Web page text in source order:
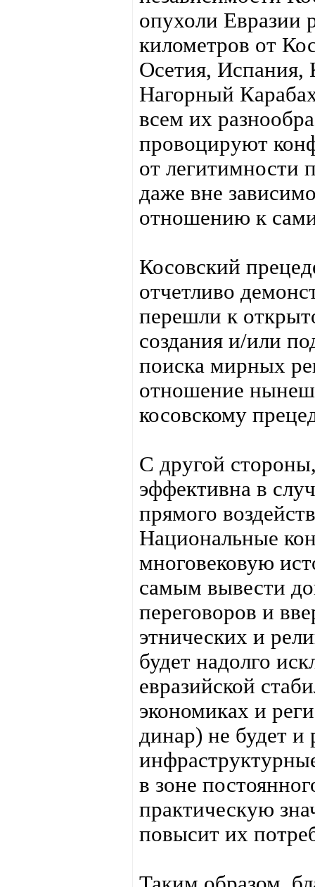
опухоли Евразии
километров от
Осетия, Испания,
Нагорный
всем их
провоцируют
от легитимности
даже вне
отношению к
Косовский
отчетливо
перешли к
создания и/или
поиска мирных
отношение
косовскому
С другой
эффективна в
прямого
Национальные
многовековую
самым вывести
переговоров и
этнических и
будет надолго
евразийской
экономиках и
динар) не будет
в зоне
практическую
повысит их